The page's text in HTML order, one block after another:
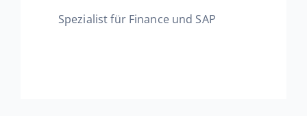
Spe­zia­list für Finance und SAP